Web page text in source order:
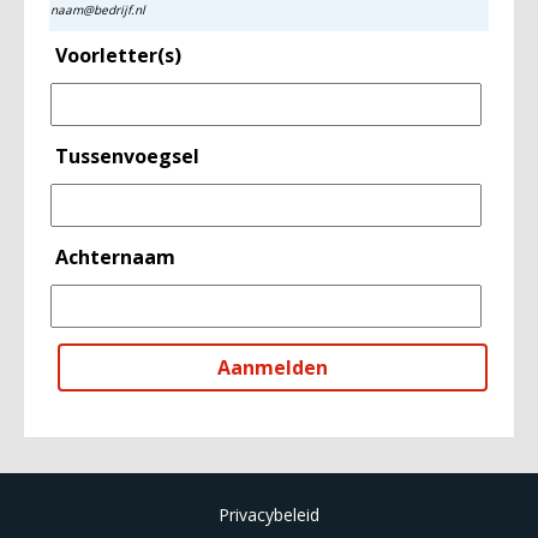
naam@bedrijf.nl
Voorletter(s)
Tussenvoegsel
Achternaam
Privacybeleid